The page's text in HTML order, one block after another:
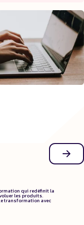
qui redéfinit la
les produits.
transformation avec